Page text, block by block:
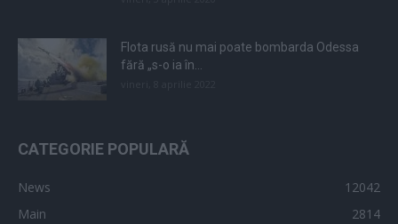
Flota rusă nu mai poate bombarda Odessa
fără „s-o ia în...
CATEGORIE POPULARĂ
News
12042
Main
2814